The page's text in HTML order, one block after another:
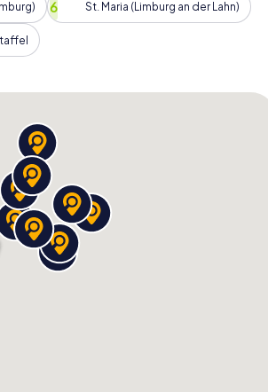
begebt. Egal, ob ihr als
Schnitzeljagd verspricht Spaß und
aus einer neuen Perspektive zu
St. Maria (Limburg an der Lahn)